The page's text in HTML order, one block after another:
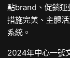
點brand、促銷運
措施完美、主體
系統。
2024年中心一號